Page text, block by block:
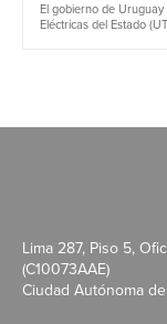
El gobierno de
Eléctricas del Estado
Lima 287, Piso 5,
(C10073AAE)
Ciudad Autónoma